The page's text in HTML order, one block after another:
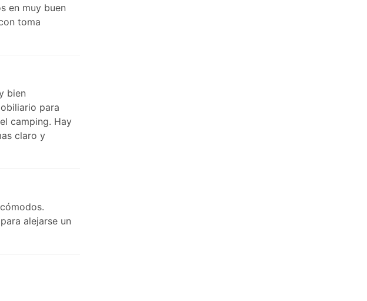
en muy buen
toma
bien
para
camping. Hay
claro y
alejarse un